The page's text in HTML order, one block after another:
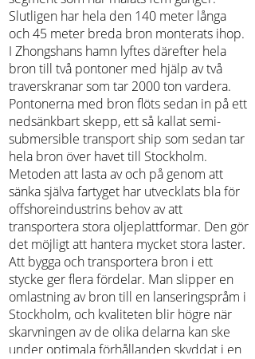
Slutligen har hela den 140 meter långa
och 45 meter breda bron monterats ihop.
I Zhongshans hamn lyftes därefter hela
bron till två pontoner med hjälp av två
traverskranar som tar 2000 ton vardera.
Pontonerna med bron flöts sedan in på ett
nedsänkbart skepp, ett så kallat semi-
submersible transport ship som sedan tar
hela bron över havet till Stockholm.
Metoden att lasta av och på genom att
sänka själva fartyget har utvecklats bla för
offshoreindustrins behov av att
transportera stora oljeplattformar. Den gör
det möjligt att hantera mycket stora laster.
Att bygga och transportera bron i ett
stycke ger flera fördelar. Man slipper en
omlastning av bron till en lanseringspråm i
Stockholm, och kvaliteten blir högre när
skarvningen av de olika delarna kan ske
under optimala förhållanden skyddat i en